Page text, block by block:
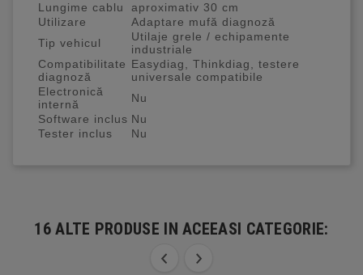
Lungime cablu
aproximativ 30 cm
Utilizare
Adaptare mufă diagnoză
Tip vehicul
Utilaje grele / echipamente
industriale
Compatibilitate
diagnoză
Easydiag, Thinkdiag, testere
universale compatibile
Electronică
internă
Nu
Software inclus Nu
Tester inclus
Nu
16 ALTE PRODUSE IN ACEEASI CATEGORIE: